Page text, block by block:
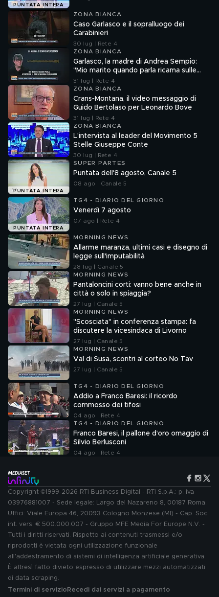
PUNTATA INTERA
ZONA BIANCA
Caso Garlasco e il sopralluogo dei
Carabinieri
30 lug | Rete 4
ZONA BIANCA
Garlasco, la madre di Andrea Sempio:
"Mio marito quando parla ricama sulle
cose"
31 lug | Rete 4
ZONA BIANCA
Crans-Montana, il video messaggio di
Guido Bertolaso per Leonardo Bove
31 lug | Rete 4
ZONA BIANCA
L'intervista al leader del Movimento 5
Stelle Giuseppe Conte
30 lug | Rete 4
PUNTATA INTERA
SUPER PARTES
Puntata dell'8 agosto, Canale 5
08 ago | Canale 5
PUNTATA INTERA
TG4 - DIARIO DEL GIORNO
Venerdì 7 agosto
07 ago | Rete 4
MORNING NEWS
Allarme maranza, ultimi casi e disegno di
legge sull'imputabilità
28 lug | Canale 5
MORNING NEWS
Pantaloncini corti: vanno bene anche in
città o solo in spiaggia?
27 lug | Canale 5
MORNING NEWS
"Scosciata" in conferenza stampa: fa
discutere la vicesindaca di Livorno
27 lug | Canale 5
MORNING NEWS
Val di Susa, scontri al corteo No Tav
27 lug | Canale 5
TG4 - DIARIO DEL GIORNO
Addio a Franco Baresi: il ricordo
commosso dei tifosi
04 ago | Rete 4
TG4 - DIARIO DEL GIORNO
Franco Baresi, il pallone d'oro omaggio di
Silvio Berlusconi
04 ago | Rete 4
Copyright ©1999-2026 RTI Business Digital - RTI S.p.A.: p. iva
03976881007 - Sede legale: Largo del Nazareno 8, 00187 Roma.
Uffici: Viale Europa 46, 20093 Cologno Monzese (MI) - Cap. Soc.
int. vers. € 500.000.007 - Gruppo MFE Media For Europe N.V. -
Tutti i diritti riservati. Rispetto ai contenuti trasmessi e/o
riprodotti è vietata ogni utilizzazione funzionale
all'addestramento di sistemi di intelligenza artificiale generativa.
È altresì fatto divieto espresso di utilizzare mezzi automatizzati
di data scraping.
Termini di servizio Recedi dai servizi a pagamento